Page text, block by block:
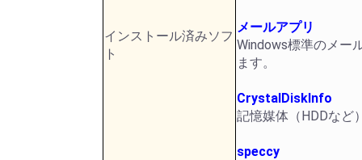
インストール済みソフ
ト
メールアプリ
Windows標準のメー
ます。
CrystalDiskInfo
記憶媒体（HDDなど
speccy